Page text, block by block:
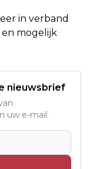
in verband
mogelijk
nieuwsbrief
uw e-mail.